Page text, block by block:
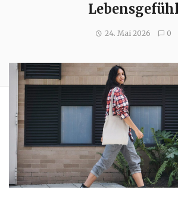
Lebensgefühl
24. Mai 2026 0